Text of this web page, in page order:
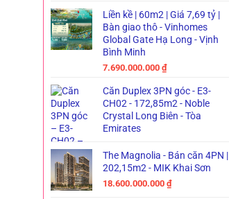
Liền kề | 60m2 | Giá 7,69 tỷ |
Bàn giao thô - Vinhomes
Global Gate Hạ Long - Vịnh
Bình Minh
7.690.000.000 ₫
Căn Duplex 3PN góc - E3-
CH02 - 172,85m2 - Noble
Crystal Long Biên - Tòa
Emirates
The Magnolia - Bán căn 4PN |
202,15m2 - MIK Khai Sơn
18.600.000.000 ₫